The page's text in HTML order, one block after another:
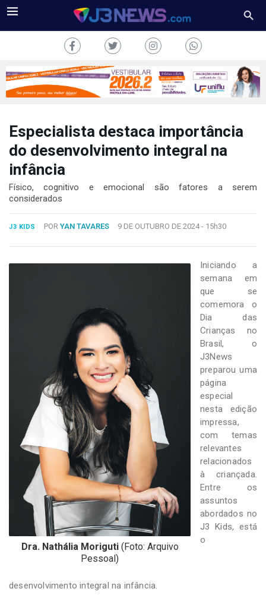
J3NEWS
COLUNAS
FALE
CONOSCO
Copyright
Especialista destaca importância
do desenvolvimento integral na
infância
Físico, cognitivo e emocional são fatores a serem
considerados
J3 KIDS POR YAN TAVARES 9 DE OUTUBRO DE 2024 - 15h30
Dra. Nathália Moriguti(Foto: Arquivo
Pessoal)
Iniciando a
semana em
que se
comemora o
Dia das
Crianças no
Brasil, o
J3News
preparou uma
página
especial
nesta edição
impressa,
com temas
relevantes
relacionados
à criançada.
Entre os
assuntos
abordados no
J3 Kids, está
o
desenvolvimento integral na infância.